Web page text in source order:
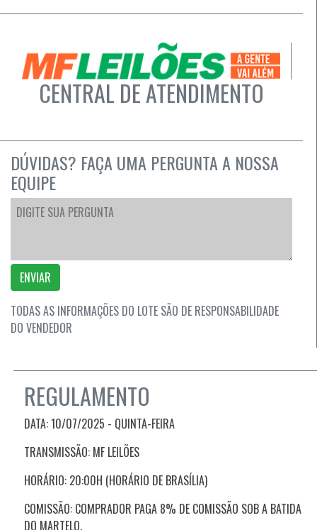
CENTRAL DE ATENDIMENTO
DÚVIDAS? FAÇA UMA PERGUNTA A NOSSA
EQUIPE
ENVIAR
TODAS AS INFORMAÇÕES DO LOTE SÃO DE RESPONSABILIDADE
DO VENDEDOR
REGULAMENTO
DATA: 10/07/2025 - QUINTA-FEIRA
TRANSMISSÃO: MF LEILÕES
HORÁRIO: 20:00H (HORÁRIO DE BRASÍLIA)
COMISSÃO: COMPRADOR PAGA 8% DE COMISSÃO SOB A BATIDA
DO MARTELO.